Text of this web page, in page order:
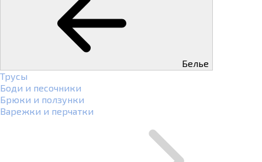
Белье
Трусы
Боди и песочники
Брюки и ползунки
Варежки и перчатки